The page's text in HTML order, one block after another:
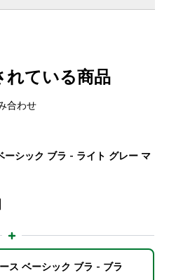
れている商品
合わせ
ーシック ブラ - ライト グレー マ
price
ス ベーシック ブラ - ブラ